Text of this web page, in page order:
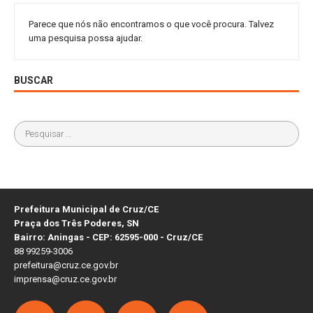
Parece que nós não encontramos o que você procura. Talvez
uma pesquisa possa ajudar.
BUSCAR
Prefeitura Municipal de Cruz/CE
Praça dos Três Poderes, SN
Bairro: Aningas - CEP: 62595-000 - Cruz/CE
88 99259-3006
prefeitura@cruz.ce.gov.br
imprensa@cruz.ce.gov.br